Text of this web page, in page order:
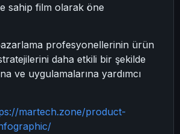
sahip film olarak öne
profesyonellerinin ürün
daha etkili bir şekilde
ve uygulamalarına yardımcı
martech.zone/product-